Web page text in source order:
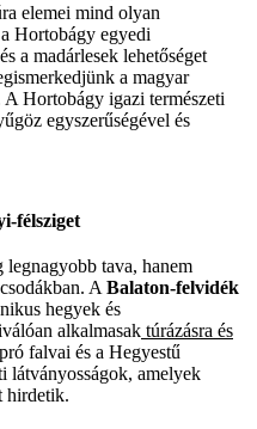
elemei mind olyan
Hortobágy egyedi
a madárlesek lehetőséget
a magyar
Hortobágy igazi természeti
egyszerűségével és
félsziget
legnagyobb tava, hanem
A Balaton-felvidék
hegyek és
alkalmasak túrázásra és
falvai és a Hegyestű
látványosságok, amelyek
hirdetik.